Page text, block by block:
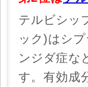
テルビシッ
ック)はシ
ンジダ症な
す。有効成